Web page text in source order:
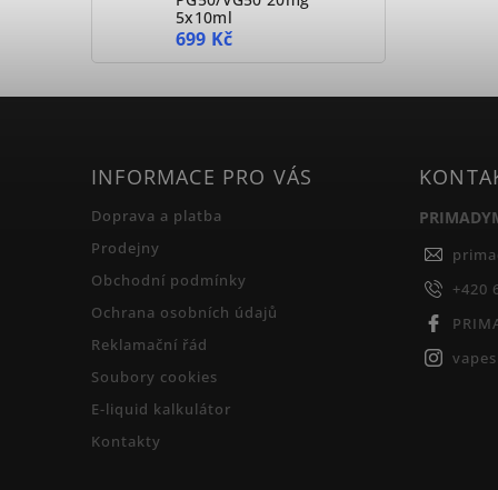
5x10ml
699 Kč
INFORMACE PRO VÁS
Doprava a platba
Prodejny
Obchodní podmínky
Ochrana osobních údajů
Reklamační řád
Soubory cookies
E-liquid kalkulátor
Kontakty
+420